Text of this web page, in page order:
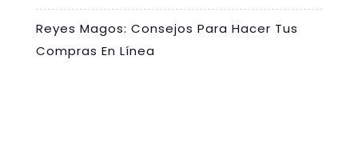
Reyes Magos: Consejos Para Hacer Tus
Compras En Línea